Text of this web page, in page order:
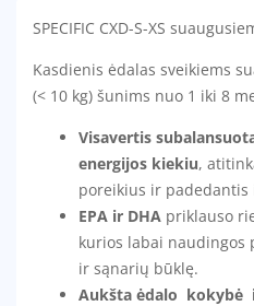
SPECIFIC CXD-S-XS
Kasdienis ėdalas sveikiems
(< 10 kg) šunims nuo 1 iki 8
Visavertis
energijos kiekiu,
poreikius ir
EPA ir DHA priklauso
kurios labai naudingos
ir sąnarių būklę.
Aukšta ėdalo